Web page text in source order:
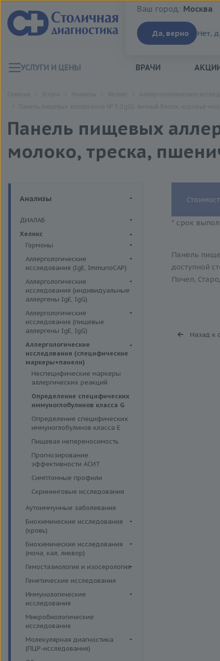
Ваш город:Москва
Ваш город: Москва
Да, верно Нет,
УСЛУГИ И ЦЕНЫ ВРАЧИ
Панель пищевых
молоко, треска,
Анализы
ДИАЛАБ
Биохимия крови
Хеликс
Гормоны
Репродуктивная система
Щитовидная железа
Гормоны и их метаболиты в
др. биоматериалах
моче
Диагностика и мониторинг
Регуляция жирового обмена
Секреторная функция
желудка
Соматотропная функция
гипофиза
Функция
надпочечников,гипертония
Функция паращитовидных
желез
Функция поджелудочной
железы и диагностика
диабета
Гормоны и их метаболиты в
крови
Аллергологические
исследования (IgE, ImmunoCAP)
Аллергены животных
Аллергены пыльцы
Бытовые аллергены
Пищевые аллегрены
Аллергологические
исследования (индивидуальные
аллергены IgE, IgG)
Аллергены гельминтов IgE
Аллергены деревьев IgE, IgG
Аллергены металлов IgE
Аллергены сорных трав IgE
Аллергены трав IgE
Бытовые аллергены IgE, IgG
Инсектные аллергены IgE
Лекарственные аллергены IgE,
IgG
Прочие аллергены IgE, IgG
Аллергологические
исследования (пищевые
аллергены IgE, IgG)
Пищевые аллегрены IgE
Пищевые аллегрены IgG
Аллергологические
исследования (специфические
маркеры+панели)
Неспецифические маркеры
аллергических реакций
Определение специфических
иммуноглобулинов класса G
Определение специфических
иммуноглобулинов класса Е
Пищевая непереносимость
Прогнозирование
эффективности АСИТ
Симптомные профили
Скрининговые исследования
Аутоиммунные заболевания
Биохимические исследования
(кровь)
Витамины
Жирные кислоты,
аминоклислоты, основания
Комплексные исследования на
жирные кислоты
Маркёры воспаления и
Маркёры риска сердечно-
сосудистых заболеваний
Биохимические исследования
(моча, кал, ликвор)
Ликвор
Гемостазиология и изосерология
Гемостазиология
Иммуногематология
Генетические исследования
Иммунологические
исследования
Иммуномодуляторы
Микробиологические
исследования
Молекулярная диагностика
(ПЦР-исследования)
* срок
Панель
доступной
Почеп,
Назад к